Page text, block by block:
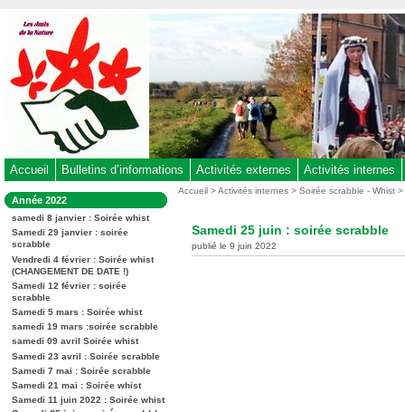
au
contenu
-
Aller
au
menu
-
à
la
recherche
Accueil Bulletins d’informations Activités externes Activités internes
Dans
la
rubrique
:
Année 2022
samedi 8 janvier : Soirée whist
Samedi 29 janvier : soirée
scrabble
Vendredi 4 février : Soirée whist
(CHANGEMENT DE DATE !)
Samedi 12 février : soirée
scrabble
Samedi 5 mars : Soirée whist
samedi 19 mars :soirée scrabble
samedi 09 avril Soirée whist
Samedi 23 avril : Soirée scrabble
Samedi 7 mai : Soirée scrabble
Samedi 21 mai : Soirée whist
Samedi 11 juin 2022 : Soirée whist
Vous
Accueil >Activités internes >Soirée scrabble - Whist >
Samedi 25 juin : soirée scrabble
publié le 9 juin 2022